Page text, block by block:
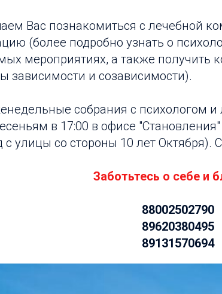
Вас познакомиться с лечебной
(более подробно узнать о
мероприятиях, а также получить
зависимости и созависимости).
собрания с психологом и
в 17:00 в офисе
с улицы со стороны 10 лет Октября).
Заботьтесь о себе и
88002502790
89620380495
89131570694